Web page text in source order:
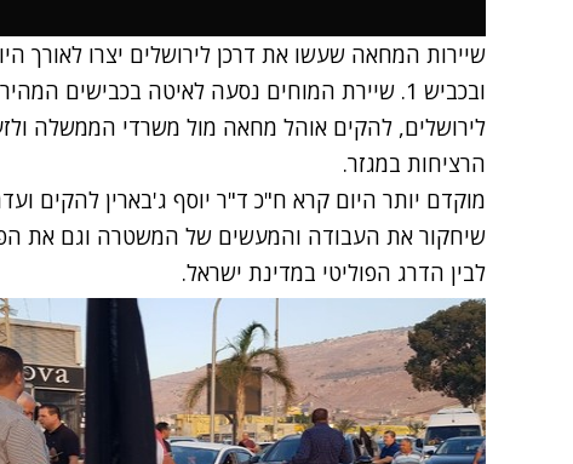
שיירות המחאה שעשו את דרכן לירושלים יצרו לאורך
ובכביש 1. שיירת המוחים נסעה לאיטה בכבישים
לירושלים, להקים אוהל מחאה מול משרדי הממשלה
הרציחות במגזר.
מוקדם יותר היום קרא ח"כ ד"ר יוסף ג'בארין להקים
שיחקור את העבודה והמעשים של המשטרה וגם את
לבין הדרג הפוליטי במדינת ישראל.